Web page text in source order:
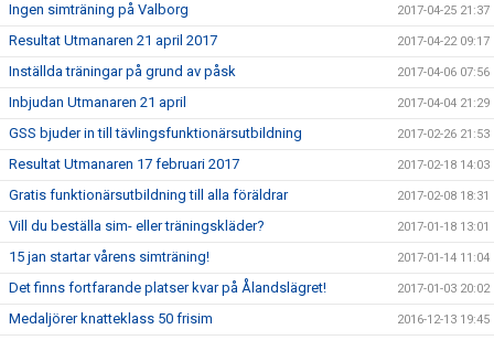
Ingen simträning på Valborg 2017-04-25 21:37
Resultat Utmanaren 21 april 2017 2017-04-22 09:17
Inställda träningar på grund av påsk 2017-04-06 07:56
Inbjudan Utmanaren 21 april 2017-04-04 21:29
GSS bjuder in till tävlingsfunktionärsutbildning 2017-02-26 21:53
Resultat Utmanaren 17 februari 2017 2017-02-18 14:03
Gratis funktionärsutbildning till alla föräldrar 2017-02-08 18:31
Vill du beställa sim- eller träningskläder? 2017-01-18 13:01
15 jan startar vårens simträning! 2017-01-14 11:04
Det finns fortfarande platser kvar på Ålandslägret! 2017-01-03 20:02
Medaljörer knatteklass 50 frisim 2016-12-13 19:45